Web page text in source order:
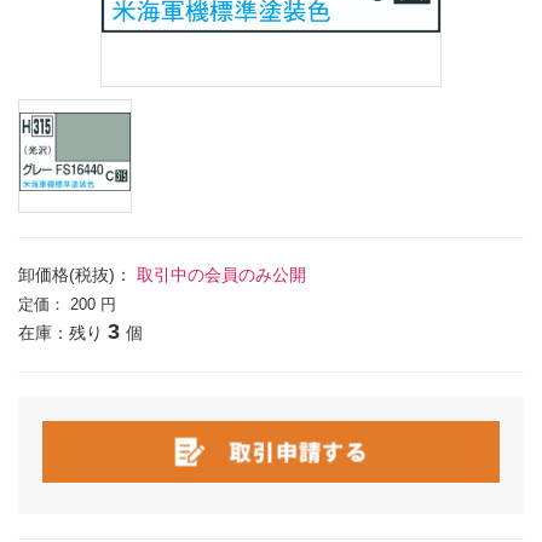
卸価格(税抜)： 取引中の会員のみ公開
定価： 200 円
在庫：残り 3 個